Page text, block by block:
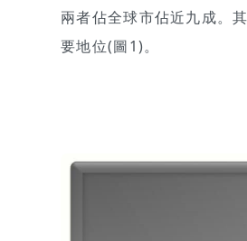
兩者佔全球市佔近九成。
要地位(圖1)。